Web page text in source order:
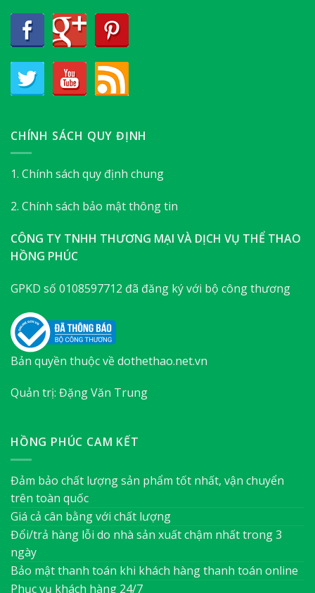
CHÍNH SÁCH QUY ĐỊNH
1. Chính sách quy định chung
2. Chính sách bảo mật thông tin
CÔNG TY TNHH THƯƠNG MẠI VÀ DỊCH VỤ THỂ THAO
HỒNG PHÚC
GPKD số 0108597712 đã đăng ký với bộ công thương
Bản quyền thuộc về dothethao.net.vn
Quản trị: Đặng Văn Trung
HỒNG PHÚC CAM KẾT
Đảm bảo chất lượng sản phẩm tốt nhất, vận chuyển
trên toàn quốc
Giá cả cân bằng với chất lượng
Đổi/trả hàng lỗi do nhà sản xuất chậm nhất trong 3
ngày
Bảo mật thanh toán khi khách hàng thanh toán online
Phục vụ khách hàng 24/7